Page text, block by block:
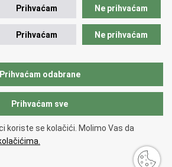
uprava karlovačka.
Prihvaćam Ne prihvaćam
Prihvaćam Ne prihvaćam
Prihvaćam odabrane
Prihvaćam sve
koriste se kolačići. Molimo Vas da